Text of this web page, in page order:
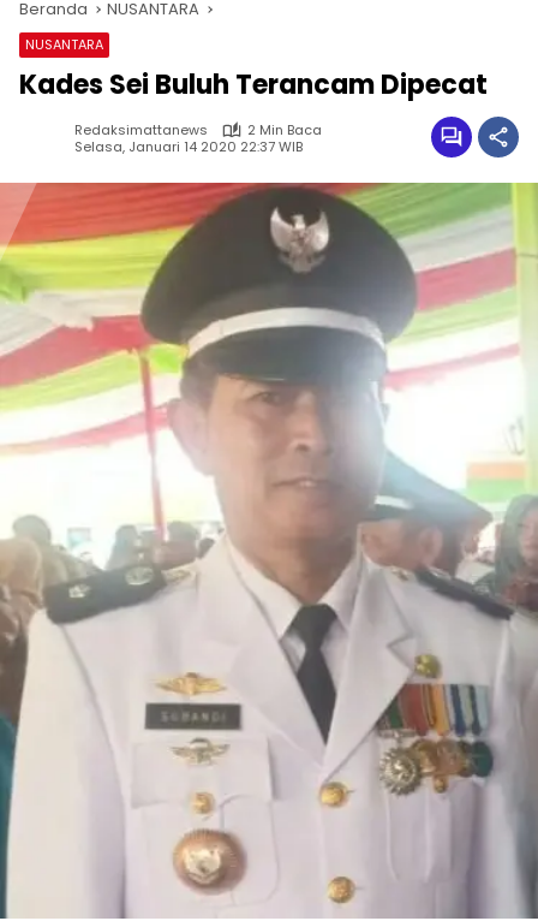
Beranda NUSANTARA
NUSANTARA
Kades Sei Buluh Terancam Dipecat
Redaksimattanews
2 Min Baca
Selasa, Januari 14 2020 22:37 WIB